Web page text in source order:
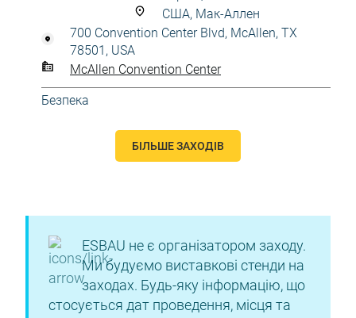
США, Мак-Аллен
700 Convention Center Blvd, McAllen, TX
78501, USA
McAllen Convention Center
Безпека
БІЛЬШЕ ЗАХОДІВ
ESBAU не є організатором заходу.
Ми будуємо виставкові стенди на
заходах. Будь-яку інформацію, що
стосується дат проведення, місця та